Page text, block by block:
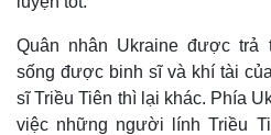
Quân nhân Ukraine được trả
sống được binh sĩ và khí tài
sĩ Triều Tiên thì lại khác. Phía
việc những người lính Triều